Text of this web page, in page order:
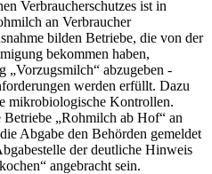
Verbraucherschutzes ist in
an Verbraucher
bilden Betriebe, die von der
bekommen haben,
„Vorzugsmilch“ abzugeben -
werden erfüllt. Dazu
mikrobiologische Kontrollen.
„Rohmilch ab Hof“ an
Abgabe den Behörden gemeldet
der deutliche Hinweis
angebracht sein.